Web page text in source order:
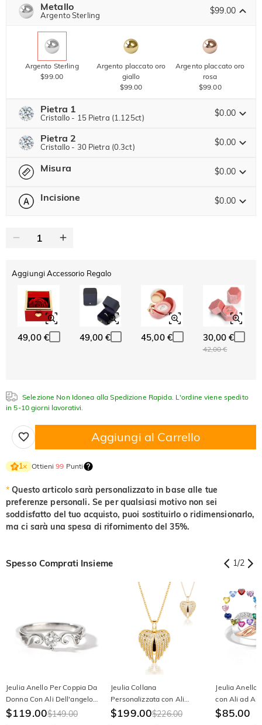
-10%
SU TUTTO
SUL 2°
Metallo
Argento Sterling $99.00
Argento Sterling
$99.00
Argento placcato oro
giallo
$99.00
Argento placcato oro
rosa
$99.00
Pietra 1
Cristallo - 15 Pietra (1.125ct) $0.00
Pietra preziosa di Jeulia
$260.00
Pietra di Jeulia
Acquamarina
$0.00
Smeraldo
Rosa
Nero fantasia
Giallo fantasia
$0.00
Pietra 2
Cristallo - 30 Pietra (0.3ct) $0.00
Pietra preziosa di Jeulia
Pietra di Jeulia
$0.00
Acquamarina
Smeraldo
Rosa
$0.00
Fucsia
$0.00
Peridoto
Zaffiro
$0.00
Misura $0.00
-- Seleziona -- Guida alle Taglie
Incisione $0.00
Testo
Carattere
Classico Italico Corsivo
Aggiungi Accessorio Regalo
49,00 € 49,00 € 45,00 € 30,00 €
42,00 €
Selezione Non Idonea alla Spedizione Rapida. L'ordine viene spedito
in 5-10 giorni lavorativi.
Aggiungi al Carrello
1× Ottieni99 Punti
* Questo articolo sarà personalizzato in base alle tue
preferenze personali. Se per qualsiasi motivo non sei
soddisfatto del tuo acquisto, puoi sostituirlo o ridimensionarlo,
ma ci sarà una spesa di rifornimento del 35%.
Spesso Comprati Insieme 1/2
Jeulia Anello Per Coppia Da
Donna Con Ali Dell'angelo
In Argento Sterling
$119.00$149.00
Jeulia Collana
Personalizzata con Ali
d'Angelo e Foto in Argento
$199.00$226.00
Jeulia Anello
con Ali ad
Due Pietre di
$85.00